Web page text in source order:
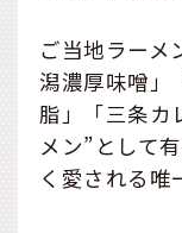
ご当地ラーメ
潟濃厚味噌」
脂」「三条カ
メン”として
く愛される唯